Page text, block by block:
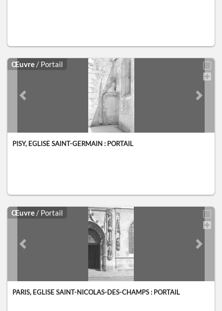
Œuvre / Portail
Previous slide Next
PISY, EGLISE SAINT-GERMAIN : PORTAIL
Œuvre / Portail
Previous slide Next
PARIS, EGLISE SAINT-NICOLAS-DES-CHAMPS : PORTAIL